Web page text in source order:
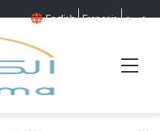
English Français عربية